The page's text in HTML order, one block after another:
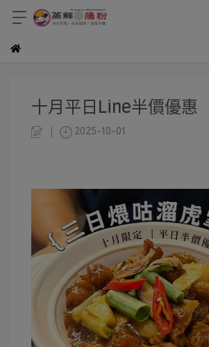
十月平日Line半價優惠
2025-10-01